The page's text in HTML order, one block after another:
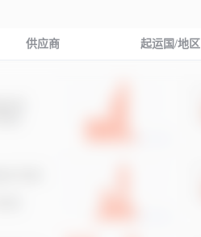
供应商 起运国/地区